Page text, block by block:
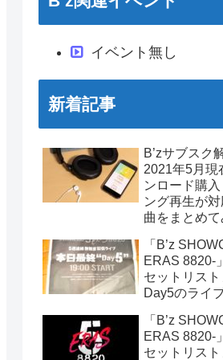
イベント無し
新着記事
B’zサブスク
2021年5月現
ンロード購
ング再生が
曲をまとめて
「B’z
ERAS 8820-
セットリス
Day5のライ
「B’z
ERAS 8820-
セットリス